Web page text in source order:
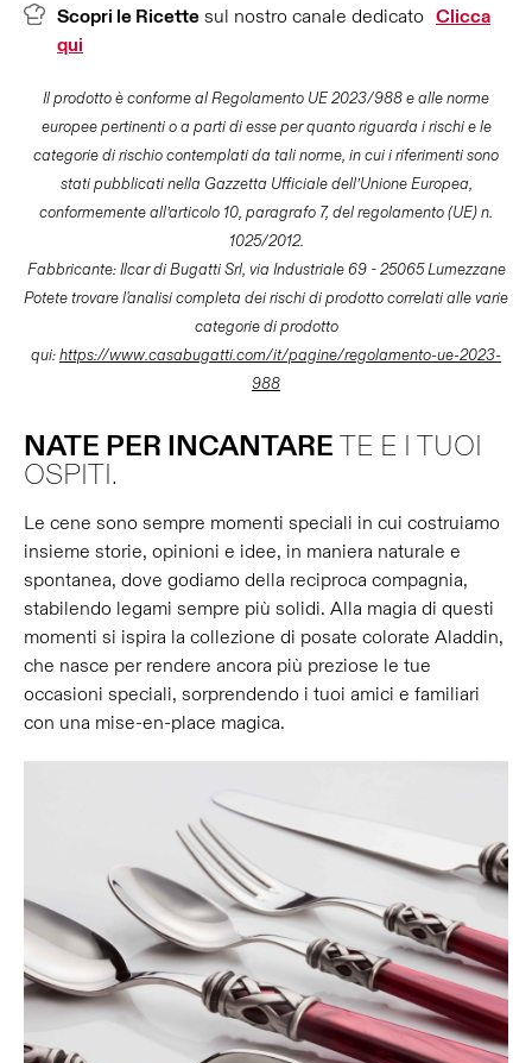
Scopri le Ricette sul nostro canale dedicato Clicca
qui
Il prodotto è conforme al Regolamento UE 2023/988 e alle norme
europee pertinenti o a parti di esse per quanto riguarda i rischi e le
categorie di rischio contemplati da tali norme, in cui i riferimenti sono
stati pubblicati nella Gazzetta Ufficiale dell’Unione Europea,
conformemente all’articolo 10, paragrafo 7, del regolamento (UE) n.
1025/2012.
Fabbricante: Ilcar di Bugatti Srl, via Industriale 69 - 25065 Lumezzane
Potete trovare l'analisi completa dei rischi di prodotto correlati alle varie
categorie di prodotto
qui:https://www.casabugatti.com/it/pagine/regolamento-ue-2023-
988
NATE PER INCANTARE TE E I TUOI
OSPITI.
Le cene sono sempre momenti speciali in cui costruiamo
insieme storie, opinioni e idee, in maniera naturale e
spontanea, dove godiamo della reciproca compagnia,
stabilendo legami sempre più solidi. Alla magia di questi
momenti si ispira la collezione di posate colorate Aladdin,
che nasce per rendere ancora più preziose le tue
occasioni speciali, sorprendendo i tuoi amici e familiari
con una mise-en-place magica.